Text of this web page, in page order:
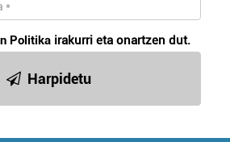
Politika irakurri eta onartzen dut.
Harpidetu